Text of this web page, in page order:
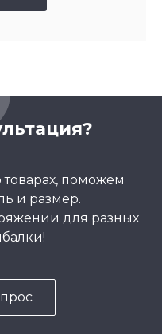
поможем
и размер.
для разных